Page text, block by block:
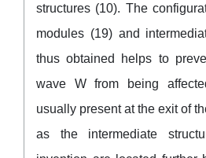
structures (10). The
modules (19) and
thus obtained helps to
wave W from being
usually present at the exit of
as the intermediate